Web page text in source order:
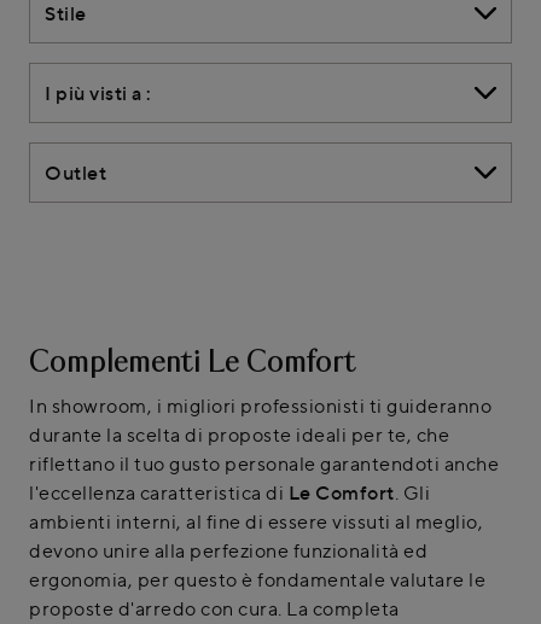
Stile
I più visti a :
Outlet
Complementi Le Comfort
In showroom, i migliori professionisti ti guideranno
durante la scelta di proposte ideali per te, che
riflettano il tuo gusto personale garantendoti anche
l'eccellenza caratteristica di Le Comfort. Gli
ambienti interni, al fine di essere vissuti al meglio,
devono unire alla perfezione funzionalità ed
ergonomia, per questo è fondamentale valutare le
proposte d'arredo con cura. La completa